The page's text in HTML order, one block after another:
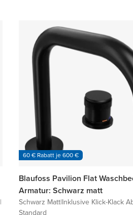
|
60 € Rabatt je 600 €
Blaufoss Pavilion Flat
Armatur: Schwarz matt
Schwarz Matt|Inklusive Klick-Klack
Standard